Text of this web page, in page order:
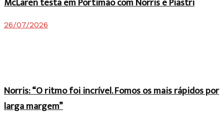
26/07/2026
Norris: “O ritmo foi incrível. Fomos os mais rápidos por
larga margem”